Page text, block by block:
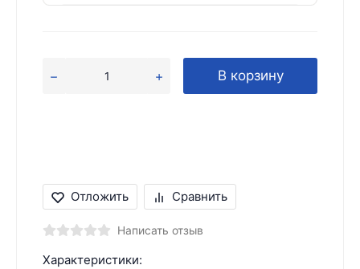
В корзину
Отложить Сравнить
Написать отзыв
Характеристики: